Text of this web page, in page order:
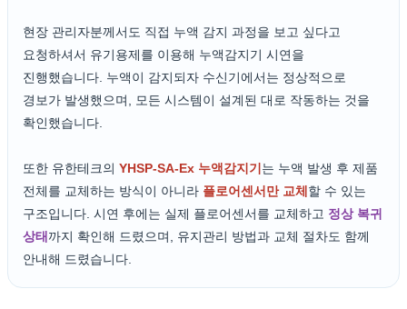
현장 관리자분께서도 직접 누액 감지 과정을 보고 싶다고
요청하셔서 유기용제를 이용해 누액감지기 시연을
진행했습니다. 누액이 감지되자 수신기에서는 정상적으로
경보가 발생했으며, 모든 시스템이 설계된 대로 작동하는 것을
확인했습니다.
또한 유한테크의 YHSP-SA-Ex 누액감지기 는 누액 발생 후 제품
전체를 교체하는 방식이 아니라 플로어센서만 교체 할 수 있는
구조입니다. 시연 후에는 실제 플로어센서를 교체하고 정상 복귀
상태 까지 확인해 드렸으며, 유지관리 방법과 교체 절차도 함께
안내해 드렸습니다.